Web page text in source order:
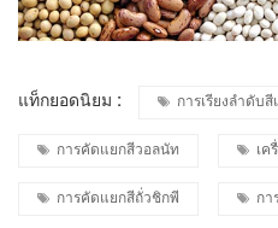
แท็กยอดนิยม : การเรียงลำดั
การคัดแยกสีวอลนัท เค
การคัดแยกสีถั่วชิกพี ก